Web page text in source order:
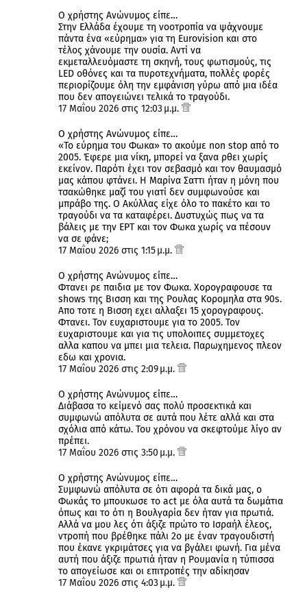
Ο χρήστης Ανώνυμος είπε…
Στην Ελλάδα έχουμε τη νοοτροπία να ψάχνουμε
πάντα ένα «εύρημα» για τη Eurovision και στο
τέλος χάνουμε την ουσία. Αντί να
εκμεταλλευόμαστε τη σκηνή, τους φωτισμούς, τις
LED οθόνες και τα πυροτεχνήματα, πολλές φορές
περιορίζουμε όλη την εμφάνιση γύρω από μια ιδέα
που δεν απογειώνει τελικά το τραγούδι.
17 Μαΐου 2026 στις 12:03 μ.μ.
Ο χρήστης Ανώνυμος είπε…
«Το εύρημα του Φωκα» το ακούμε non stop από το
2005. Έφερε μια νίκη, μπορεί να ξανα ρθει χωρίς
εκείνον. Παρότι έχει τον σεβασμό και τον θαυμασμό
μας κάπου φτάνει. Η Μαρίνα Σαττι ήταν η μόνη που
τσακώθηκε μαζί του γιατί δεν συμφωνούσε και
μπράβο της. Ο Ακύλλας είχε όλο το πακέτο και το
τραγούδι να τα καταφέρει. Δυστυχώς πως να τα
βάλεις με την ΕΡΤ και τον Φωκα χωρίς να πέσουν
να σε φάνε;
17 Μαΐου 2026 στις 1:15 μ.μ.
Ο χρήστης Ανώνυμος είπε…
Φτανει ρε παιδια με τον Φωκα. Χορογραφουσε τα
shows της Βισση και της Ρουλας Κορομηλα στα 90s.
Απο τοτε η Βισση εχει αλλαξει 15 χορογραφους.
Φτανει. Τον ευχαριστουμε για το 2005. Τον
ευχαριστουμε και για τις υπολοιπες συμμετοχες
αλλα καπου να μπει μια τελεια. Παρωχημενος πλεον
εδω και χρονια.
17 Μαΐου 2026 στις 2:09 μ.μ.
Ο χρήστης Ανώνυμος είπε…
Διάβασα το κείμενό σας πολύ προσεκτικά και
συμφωνώ απόλυτα σε αυτά που λέτε αλλά και στα
σχόλια από κάτω. Του χρόνου να σκεφτούμε λίγο αν
πρέπει.
17 Μαΐου 2026 στις 3:50 μ.μ.
Ο χρήστης Ανώνυμος είπε…
Συμφωνώ απόλυτα σε ότι αφορά τα δικά μας, ο
Φωκάς το μπουκωσε το act με όλα αυτά τα δωμάτια
όπως και το ότι η Βουλγαρία δεν ήταν για πρωτιά.
Αλλά να μου λες ότι άξιζε πρώτο το Ισραήλ έλεος,
ντροπή που βρέθηκε πάλι 2ο με έναν τραγουδιστή
που έκανε γκριμάτσες για να βγάλει φωνή. Για μένα
αυτή που άξιζε πρωτιά ήταν η Ρουμανία η τύπισσα
το απογείωσε και οι επιτροπές την αδίκησαν
17 Μαΐου 2026 στις 4:03 μ.μ.